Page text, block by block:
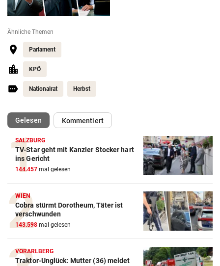
Ähnliche Themen
Parlament
KPÖ
Nationalrat Herbst
Gelesen(ausgewählt)Kommentiert
SALZBURG
TV-Star geht mit Kanzler Stocker hart
ins Gericht
144.457 mal gelesen
WIEN
Cobra stürmt Dorotheum, Täter ist
verschwunden
143.598 mal gelesen
VORARLBERG
Traktor-Unglück: Mutter (36) meldet